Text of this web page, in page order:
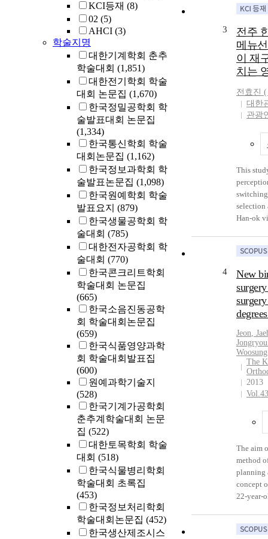
KCI등재 (8)
02 (5)
AHCI (3)
학술지명
대한기계학회 춘추
학술대회 (1,851)
대한전기학회 학술
대회 논문집 (1,670)
한국정밀공학회 학
술발표대회 논문집
(1,334)
한국통신학회 학술
대회논문집 (1,162)
한국정보과학회 학
술발표논문집 (1,098)
한국원예학회 학술
발표요지 (879)
한국생물공학회 학
술대회 (785)
대한전자공학회 학
술대회 (770)
한국콘크리트학회
학술대회 논문집
(665)
한국소음진동공학
회 학술대회논문집
(659)
한국식품영양과학
회 학술대회발표집
(600)
원예과학기술지
(528)
한국기계가공학회
춘추계학술대회 논문
집 (522)
대한토목학회 학술
대회 (518)
한국식물병리학회
학술대회 초록집
(453)
한국정보처리학회
학술대회논문집 (452)
한국생산제조시스
filing의
대주주
대 때문
가 많은
사(대리
더 클
을 '보
액으로
증분석
다. 그
구자들
하기 때
다는 문
구의 목
율을 이
하는 데
하였다.
분석은
거의 동
율은 외
하는 데
수 있다.
works
19th
image,
that time
class.
the
Giselle
James
strong
child
body as
district
depicted
even the
sociality
3
전주
메뉴
이 재
치는
전효진
대한
관광
This
selection
Han-ok
2013 to
ok
findings
factor,
and
value
level,
value
was
negative
4
New
Jeon,
Woosung
The
2013
The aim
method
planning
concept
22-year-
correct